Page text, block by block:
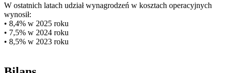
W ostatnich latach udział wynagrodzeń w kosztach operacyjnych
wynosił:
• 8,4% w 2025 roku
• 7,5% w 2024 roku
• 8,5% w 2023 roku